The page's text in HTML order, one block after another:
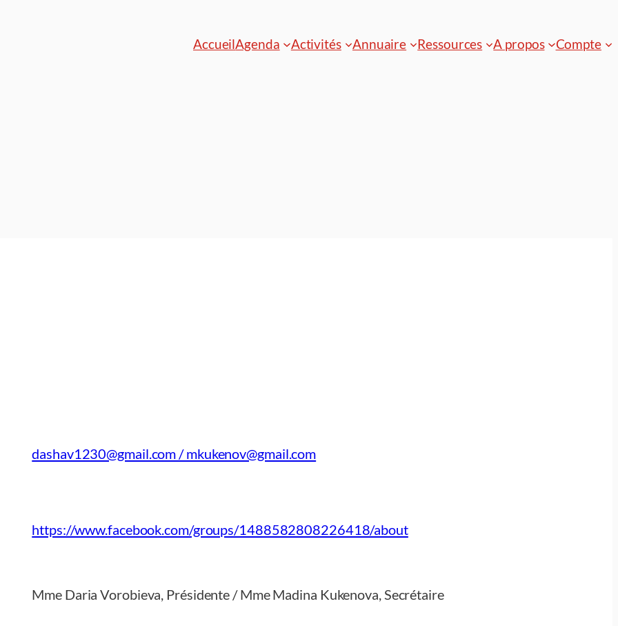
AccueilAgenda Activités Annuaire Ressources A propos Compte
dashav1230@gmail.com / mkukenov@gmail.com
https://www.facebook.com/groups/1488582808226418/about
Mme Daria Vorobieva, Présidente / Mme Madina Kukenova, Secrétaire